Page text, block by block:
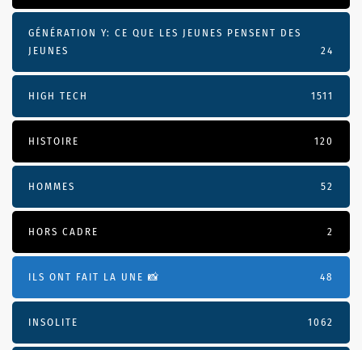
GÉNÉRATION Y: CE QUE LES JEUNES PENSENT DES
JEUNES
24
HIGH TECH 1511
HISTOIRE 120
HOMMES 52
HORS CADRE 2
ILS ONT FAIT LA UNE 📸 48
INSOLITE 1062